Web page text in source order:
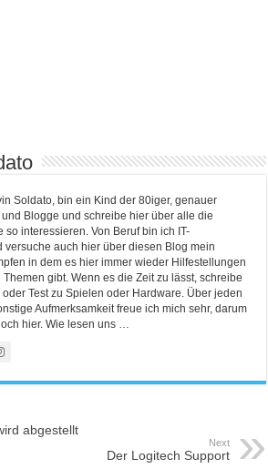
Soldato, bin ein Kind der 80iger, genauer
Blogge und schreibe hier über alle die
so interessieren. Von Beruf bin ich IT-
versuche auch hier über diesen Blog mein
in dem es hier immer wieder Hilfestellungen
gibt. Wenn es die Zeit zu lässt, schreibe
Test zu Spielen oder Hardware. Über jeden
Aufmerksamkeit freue ich mich sehr, darum
hier. Wie lesen uns …
abgestellt
Next
Der Logitech Support